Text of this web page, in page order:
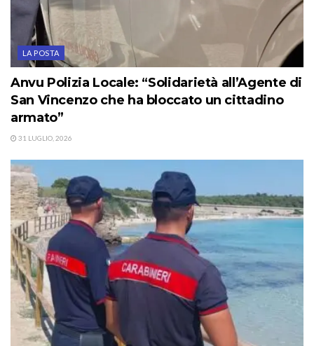
LA POSTA
Anvu Polizia Locale: “Solidarietà all’Agente di
San Vincenzo che ha bloccato un cittadino
armato”
31 LUGLIO, 2026